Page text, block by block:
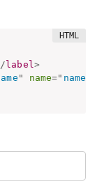
label >
" name=" name